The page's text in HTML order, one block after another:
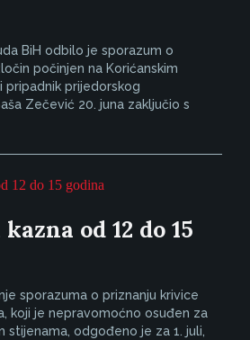
BiH odbilo je sporazum o
počinjen na Korićanskim
pripadnik prijedorskog
Zečević 20. juna zaključio s
od 12 do 15
sporazuma o priznanju krivice
koji je nepravomoćno osuđen za
stijenama, odgođeno je za 1. juli,